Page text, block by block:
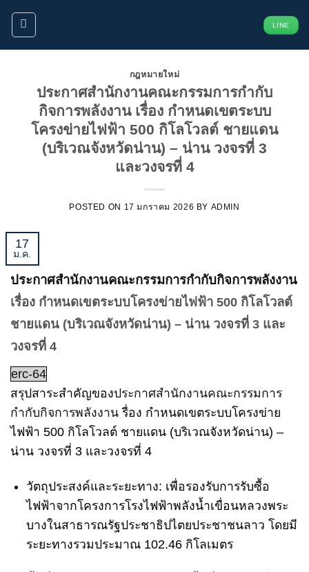
ข้าม
ยัง
LINE
กฎหมายใหม่
ประกาศสำนักงานคณะกรรมการกำกับ
กิจการพลังงาน เรื่อง กำหนดเขตระบบ
โครงข่ายไฟฟ้า 500 กิโลโวลต์ ชายแดน
(บริเวณจังหวัดน่าน) – น่าน วงจรที่ 3
และวงจรที่ 4
POSTED ON 17 มกราคม 2026 BY ADMIN
17
ม.ค.
ประกาศสำนักงานคณะกรรมการกำกับกิจการพลังงาน
เรื่อง กำหนดเขตระบบโครงข่ายไฟฟ้า 500 กิโลโวลต์
ชายแดน (บริเวณจังหวัดน่าน) – น่าน วงจรที่ 3 และ
วงจรที่ 4
erc-64
สรุปสาระสำคัญของประกาศสำนักงานคณะกรรมการ
กำกับกิจการพลังงาน รื่อง กำหนดเขตระบบโครงข่าย
ไฟฟ้า 500 กิโลโวลต์ ชายแดน (บริเวณจังหวัดน่าน) –
น่าน วงจรที่ 3 และวงจรที่ 4
วัตถุประสงค์และระยะทาง: เพื่อรองรับการรับซื้อ
ไฟฟ้าจากโครงการโรงไฟฟ้าพลังน้ำเขื่อนหลวงพระ
บางในสาธารณรัฐประชาธิปไตยประชาชนลาว โดยมี
ระยะทางรวมประมาณ 102.46 กิโลเมตร